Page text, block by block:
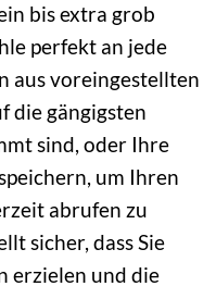
bis extra grob
perfekt an jede
aus voreingestellten
die gängigsten
sind, oder Ihre
um Ihren
abrufen zu
sicher, dass Sie
erzielen und die